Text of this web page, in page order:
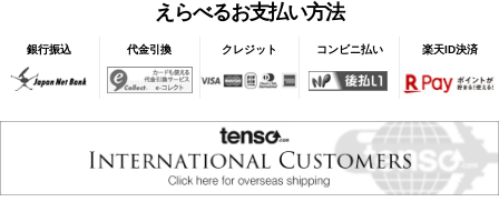
えらべるお支払い方法
銀行振込 代金引換 クレジット コンビニ払い 楽天ID決済